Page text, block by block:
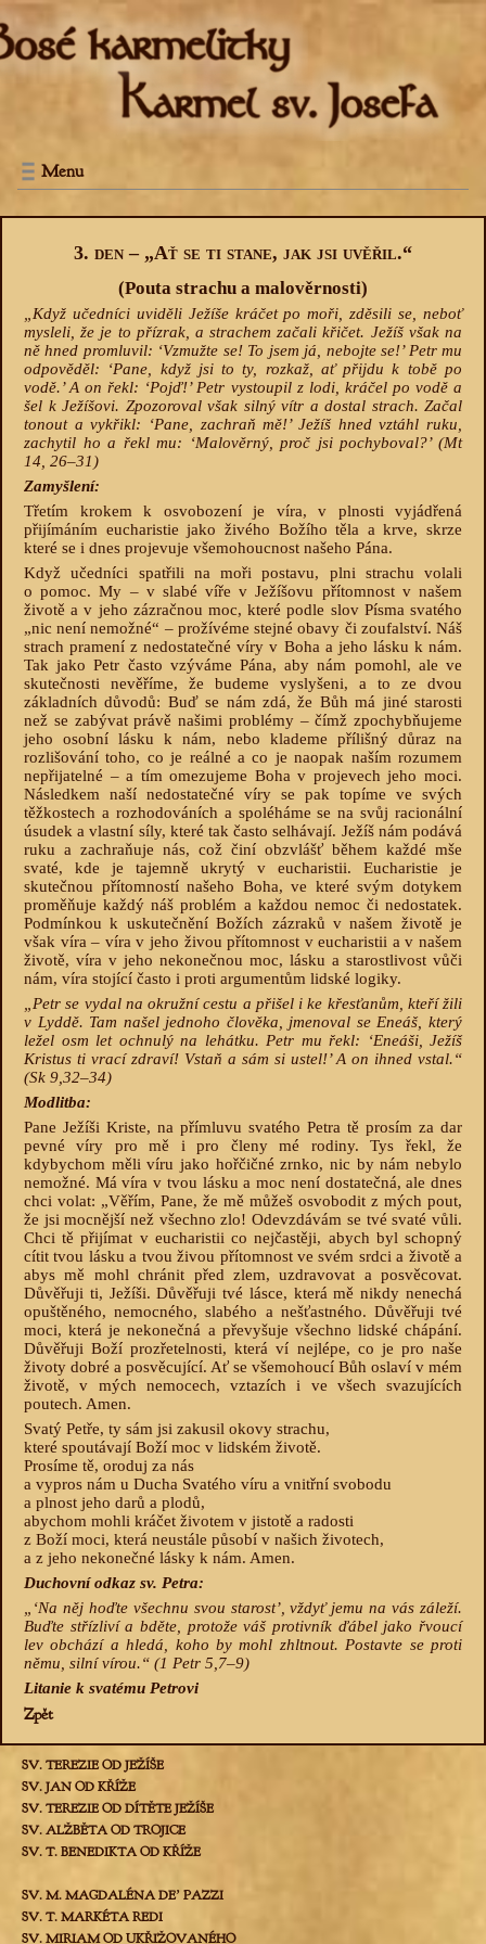
Menu
3. den – „Ať se ti stane, jak jsi uvěřil.“
(Pouta strachu a malověrnosti)
„Když učedníci uviděli Ježíše kráčet po moři, zděsili se, neboť
mysleli, že je to přízrak, a strachem začali křičet. Ježíš však na
ně hned promluvil: ‘Vzmužte se! To jsem já, nebojte se!’ Petr mu
odpověděl: ‘Pane, když jsi to ty, rozkaž, ať přijdu k tobě po
vodě.’ A on řekl: ‘Pojď!’ Petr vystoupil z lodi, kráčel po vodě a
šel k Ježíšovi. Zpozoroval však silný vítr a dostal strach. Začal
tonout a vykřikl: ‘Pane, zachraň mě!’ Ježíš hned vztáhl ruku,
zachytil ho a řekl mu: ‘Malověrný, proč jsi pochyboval?’ (Mt
14, 26–31)
Zamyšlení:
Třetím krokem k osvobození je víra, v plnosti vyjádřená
přijímáním eucharistie jako živého Božího těla a krve, skrze
které se i dnes projevuje všemohoucnost našeho Pána.
Když učedníci spatřili na moři postavu, plni strachu volali
o pomoc. My – v slabé víře v Ježíšovu přítomnost v našem
životě a v jeho zázračnou moc, které podle slov Písma svatého
„nic není nemožné“ – prožívéme stejné obavy či zoufalství. Náš
strach pramení z nedostatečné víry v Boha a jeho lásku k nám.
Tak jako Petr často vzýváme Pána, aby nám pomohl, ale ve
skutečnosti nevěříme, že budeme vyslyšeni, a to ze dvou
základních důvodů: Buď se nám zdá, že Bůh má jiné starosti
než se zabývat právě našimi problémy – čímž zpochybňujeme
jeho osobní lásku k nám, nebo klademe přílišný důraz na
rozlišování toho, co je reálné a co je naopak naším rozumem
nepřijatelné – a tím omezujeme Boha v projevech jeho moci.
Následkem naší nedostatečné víry se pak topíme ve svých
těžkostech a rozhodováních a spoléháme se na svůj racionální
úsudek a vlastní síly, které tak často selhávají. Ježíš nám podává
ruku a zachraňuje nás, což činí obzvlášť během každé mše
svaté, kde je tajemně ukrytý v eucharistii. Eucharistie je
skutečnou přítomností našeho Boha, ve které svým dotykem
proměňuje každý náš problém a každou nemoc či nedostatek.
Podmínkou k uskutečnění Božích zázraků v našem životě je
však víra – víra v jeho živou přítomnost v eucharistii a v našem
životě, víra v jeho nekonečnou moc, lásku a starostlivost vůči
nám, víra stojící často i proti argumentům lidské logiky.
„Petr se vydal na okružní cestu a přišel i ke křesťanům, kteří žili
v Lyddě. Tam našel jednoho člověka, jmenoval se Eneáš, který
ležel osm let ochnulý na lehátku. Petr mu řekl: ‘Eneáši, Ježíš
Kristus ti vrací zdraví! Vstaň a sám si ustel!’ A on ihned vstal.“
(Sk 9,32–34)
Modlitba:
Pane Ježíši Kriste, na přímluvu svatého Petra tě prosím za dar
pevné víry pro mě i pro členy mé rodiny. Tys řekl, že
kdybychom měli víru jako hořčičné zrnko, nic by nám nebylo
nemožné. Má víra v tvou lásku a moc není dostatečná, ale dnes
chci volat: „Věřím, Pane, že mě můžeš osvobodit z mých pout,
že jsi mocnější než všechno zlo! Odevzdávám se tvé svaté vůli.
Chci tě přijímat v eucharistii co nejčastěji, abych byl schopný
cítit tvou lásku a tvou živou přítomnost ve svém srdci a životě a
abys mě mohl chránit před zlem, uzdravovat a posvěcovat.
Důvěřuji ti, Ježíši. Důvěřuji tvé lásce, která mě nikdy nenechá
opuštěného, nemocného, slabého a nešťastného. Důvěřuji tvé
moci, která je nekonečná a převyšuje všechno lidské chápání.
Důvěřuji Boží prozřetelnosti, která ví nejlépe, co je pro naše
životy dobré a posvěcující. Ať se všemohoucí Bůh oslaví v mém
životě, v mých nemocech, vztazích i ve všech svazujících
poutech. Amen.
Svatý Petře, ty sám jsi zakusil okovy strachu,
které spoutávají Boží moc v lidském životě.
Prosíme tě, oroduj za nás
a vypros nám u Ducha Svatého víru a vnitřní svobodu
a plnost jeho darů a plodů,
abychom mohli kráčet životem v jistotě a radosti
z Boží moci, která neustále působí v našich životech,
a z jeho nekonečné lásky k nám. Amen.
Duchovní odkaz sv. Petra:
„‘Na něj hoďte všechnu svou starost’, vždyť jemu na vás záleží.
Buďte střízliví a bděte, protože váš protivník ďábel jako řvoucí
lev obchází a hledá, koho by mohl zhltnout. Postavte se proti
němu, silní vírou.“ (1 Petr 5,7–9)
Litanie k svatému Petrovi
Zpět
SV. TEREZIE OD JEŽÍŠE
SV. JAN OD KŘÍŽE
SV. TEREZIE OD DÍTĚTE JEŽÍŠE
SV. ALŽBĚTA OD TROJICE
SV. T. BENEDIKTA OD KŘÍŽE
SV. M. MAGDALÉNA DEʼ PAZZI
SV. T. MARKÉTA REDI
SV. MIRIAM OD UKŘIŽOVANÉHO